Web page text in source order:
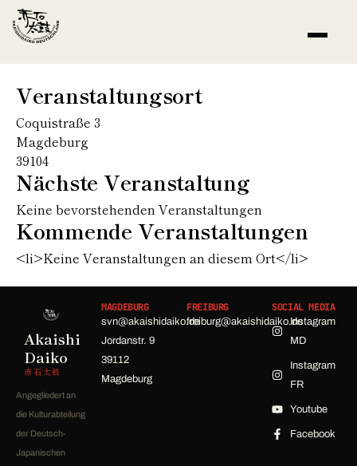
Veranstaltungsort
Coquistraße 3
Magdeburg
39104
Nächste Veranstaltung
Keine bevorstehenden Veranstaltungen
Kommende Veranstaltungen
<li>Keine Veranstaltungen an diesem Ort</li>
Akaishi
Daiko
赤石太鼓
Angegliedert an
die Kulturabteilung
der Deutsch-
Japanischen
MAGDEBURG
svn@akaishidaiko.de
Jordanstr. 9
39112
Magdeburg
FREIBURG
freiburg@akaishidaiko.de
SOCIAL MEDIA
Instagram
MD
Instagram
FR
Youtube
Facebook